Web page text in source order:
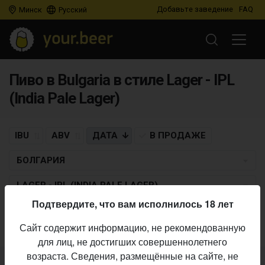
Минск Русский Добавьте заведение FAQ
Пиво в Bulgaria в стиле Lager - IPL
(India Pale Lager)
IBU ABV ДАТА В ПРОДАЖЕ
БОЛГАРИЯ
LAGER - IPL (INDIA PALE LAGER)
Пиво по заданным критериям не найдено
Подтвердите, что вам исполнилось 18 лет
Сайт содержит информацию, не рекомендованную
для лиц, не достигших совершеннолетнего
возраста. Сведения, размещённые на сайте, не